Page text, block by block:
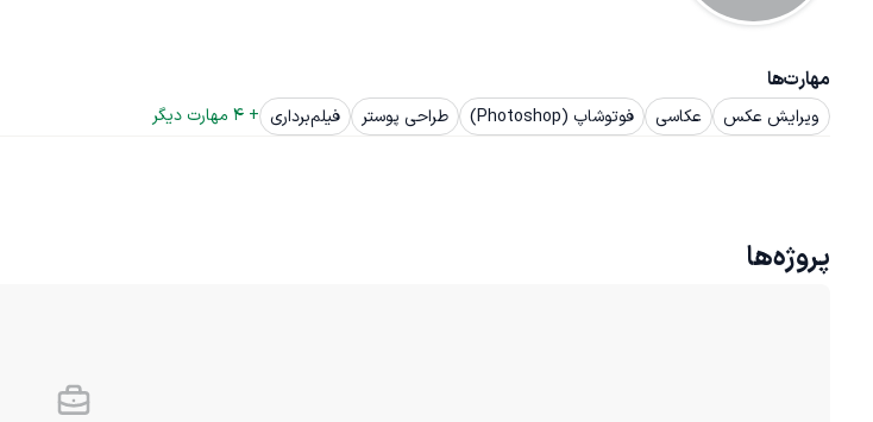
مهارت‌ها
ویرایش عکس عکاسی فوتوشاپ (Photoshop) طراحی پوستر فیلم‌برداری +
4 مهارت دیگر
پروژه‌ها